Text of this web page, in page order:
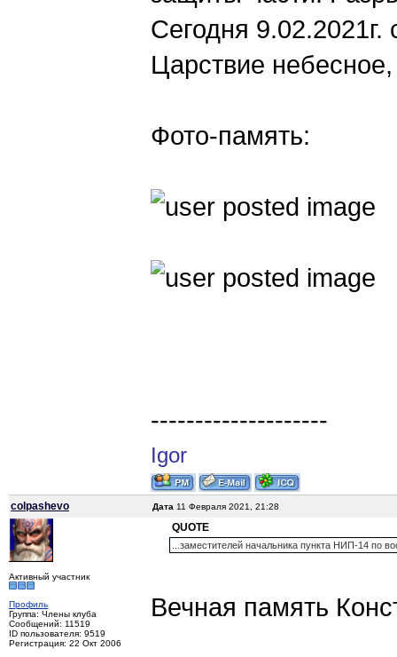
Сегодня 9.02.2021г.
Царствие
Фото-память:
--------------------
Igor
colpashevo Дата 11 Февраля 2021, 21:28
Активный участник
Профиль
Группа: Члены клуба
Сообщений: 11519
ID пользователя: 9519
Регистрация: 22 Окт 2006
QUOTE
...заместителей начальника пункта НИП-14 по
Вечная память